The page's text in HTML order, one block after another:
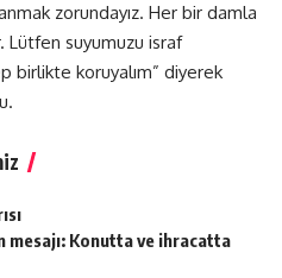
zorundayız. Her bir damla
Lütfen suyumuzu israf
birlikte koruyalım” diyerek
mesajı: Konutta ve ihracatta